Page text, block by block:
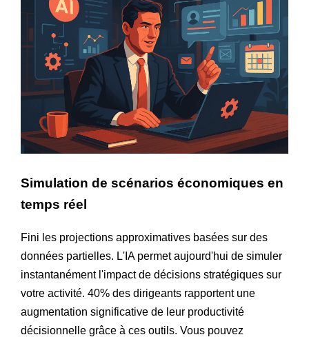
Simulation de scénarios économiques en
temps réel
Fini les projections approximatives basées sur des
données partielles. L'IA permet aujourd'hui de simuler
instantanément l'impact de décisions stratégiques sur
votre activité. 40% des dirigeants rapportent une
augmentation significative de leur productivité
décisionnelle grâce à ces outils. Vous pouvez